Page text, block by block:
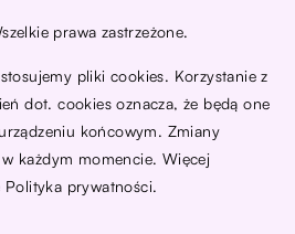
prawa zastrzeżone.
pliki cookies. Korzystanie z
dot. cookies oznacza, że będą one
końcowym. Zmiany
każdym momencie. Więcej
Polityka prywatności.